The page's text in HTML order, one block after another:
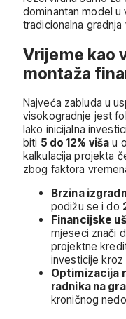
dominantan model u
tradicionalna
Vrijeme kao
montaža
Najveća zabluda u
visokogradnje jest
Iako inicijalna
biti 5 do 12% viša u
kalkulacija projekta
zbog faktora
Brzina
podižu se i do
Financijske
mjeseci znači
projektne
investicije kroz
Optimizacija
radnika na
kroničnog